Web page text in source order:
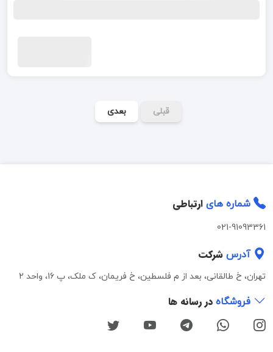
قبلی بعدی
شماره های ارتباطی
021-91093361
آدرس شرکت
تهران، خ طالقانی، بعد از م فلسطین، خ فریمان، ک ملک، پ 16، واحد 2
فروشگاه در رسانه ها